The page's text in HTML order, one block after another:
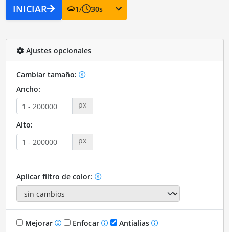
INICIAR 1/ 30s
Ajustes opcionales
Cambiar tamaño:
Ancho:
px
Alto:
px
Aplicar filtro de color:
Mejorar Enfocar
Antialias